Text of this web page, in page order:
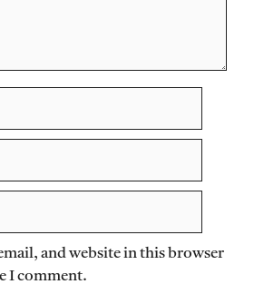
and website in this browser
I comment.